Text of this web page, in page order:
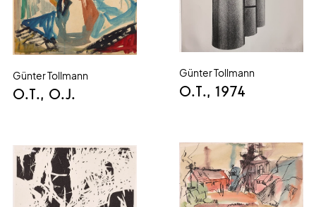
Günter Tollmann
O.T., O.J.
Günter Tollmann
O.T., 1974